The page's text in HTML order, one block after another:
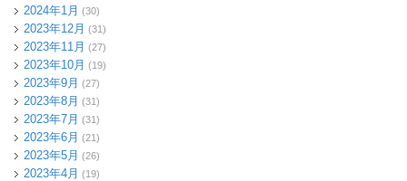
2024年1月 (30)
2023年12月 (31)
2023年11月 (27)
2023年10月 (19)
2023年9月 (27)
2023年8月 (31)
2023年7月 (31)
2023年6月 (21)
2023年5月 (26)
2023年4月 (19)